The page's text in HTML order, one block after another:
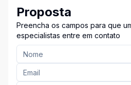
Proposta
Preencha os campos para que
especialistas entre em contato